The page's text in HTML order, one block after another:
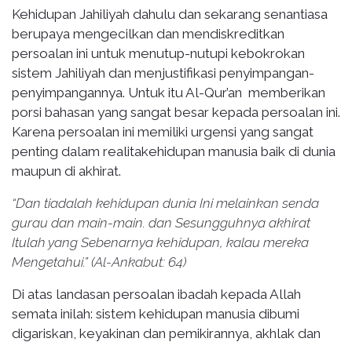
Kehidupan Jahiliyah dahulu dan sekarang senantiasa
berupaya mengecilkan dan mendiskreditkan
persoalan ini untuk menutup-nutupi kebokrokan
sistem Jahiliyah dan menjustifikasi penyimpangan-
penyimpangannya. Untuk itu Al-Qur’an memberikan
porsi bahasan yang sangat besar kepada persoalan ini.
Karena persoalan ini memiliki urgensi yang sangat
penting dalam realitakehidupan manusia baik di dunia
maupun di akhirat.
“Dan tiadalah kehidupan dunia Ini melainkan senda
gurau dan main-main. dan Sesungguhnya akhirat
Itulah yang Sebenarnya kehidupan, kalau mereka
Mengetahui.” (Al-Ankabut: 64)
Di atas landasan persoalan ibadah kepada Allah
semata inilah: sistem kehidupan manusia dibumi
digariskan, keyakinan dan pemikirannya, akhlak dan